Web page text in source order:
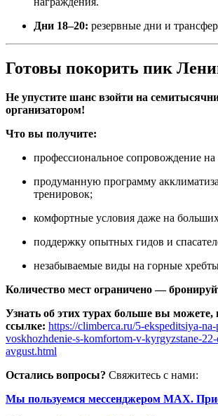
Дни 18–20: резервные дни и
Готовы покорить пик
Не упустите шанс взойти на
организатором!
Что вы получите:
профессиональное сопровождение
продуманную программу
тренировок;
комфортные условия даже на
поддержку опытных гидов и
незабываемые виды на горные
Количество мест ограничено —
Узнать об этих турах больше вы можете,
ссылке: https://climberca.ru/5-ekspeditsiya-
voskhozhdenie-s-komfortom-v-kyrgyzstane-
avgust.html
Остались вопросы? Свяжитесь с нами:
Мы пользуемся мессенджером MAX.